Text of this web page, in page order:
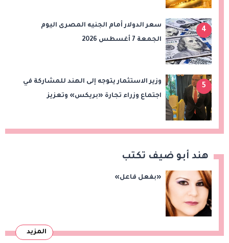
4
سعر الدولار أمام الجنيه المصرى اليوم
الجمعة 7 أغسطس 2026
5
وزير الاستثمار يتوجه إلى الهند للمشاركة في
اجتماع وزراء تجارة «بريكس» وتعزيز
هند أبو ضيف تكتب
«بفعل فاعل»
المزيد